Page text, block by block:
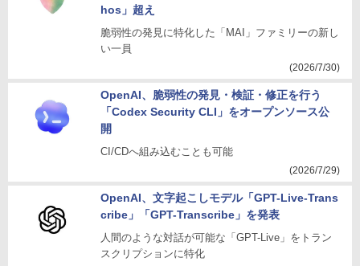
hos」超え
脆弱性の発見に特化した「MAI」ファミリーの新し
い一員
(2026/7/30)
OpenAI、脆弱性の発見・検証・修正を行う
「Codex Security CLI」をオープンソース公
開
CI/CDへ組み込むことも可能
(2026/7/29)
OpenAI、文字起こしモデル「GPT-Live-Trans
cribe」「GPT-Transcribe」を発表
人間のような対話が可能な「GPT-Live」をトラン
スクリプションに特化